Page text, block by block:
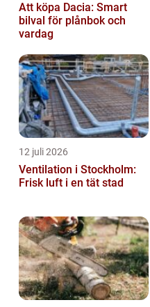
Att köpa Dacia: Smart
bilval för plånbok och
vardag
12 juli 2026
Ventilation i Stockholm:
Frisk luft i en tät stad